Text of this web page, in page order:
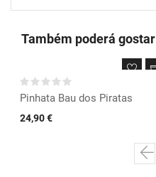
Também poderá gostar
Pinhata Bau dos Piratas
24,90 €